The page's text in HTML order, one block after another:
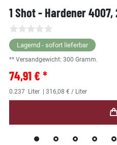
1 Shot - Hardener
Lagernd - sofort lieferbar
** Versandgewicht: 300 Gramm.
74,91 € *
0.237 Liter | 316,08 € / Liter